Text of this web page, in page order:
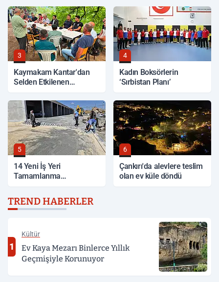
3
Kaymakam Kantar'dan
Selden Etkilenen
4
Kadın Boksörlerin
‘Sırbistan Planı’
5
14 Yeni İş Yeri
Tamamlanma
6
Çankırı'da alevlere teslim
olan ev küle döndü
TREND HABERLER
1
Kültür
Ev Kaya Mezarı Binlerce Yıllık
Geçmişiyle Korunuyor